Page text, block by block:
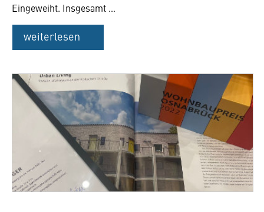
Eingeweiht. Insgesamt …
weiterlesen